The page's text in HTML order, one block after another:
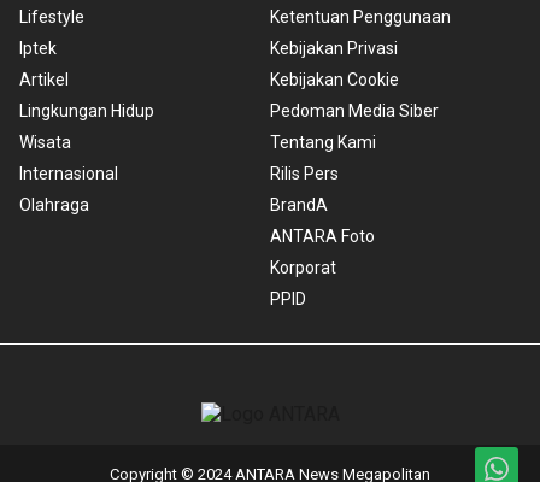
Lifestyle
Iptek
Artikel
Lingkungan Hidup
Wisata
Internasional
Olahraga
Ketentuan Penggunaan
Kebijakan Privasi
Kebijakan Cookie
Pedoman Media Siber
Tentang Kami
Rilis Pers
BrandA
ANTARA Foto
Korporat
PPID
Copyright © 2024 ANTARA News Megapolitan